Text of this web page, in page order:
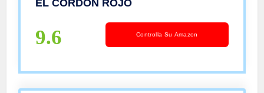
EL CORDON ROJO
9.6 Controlla Su Amazon